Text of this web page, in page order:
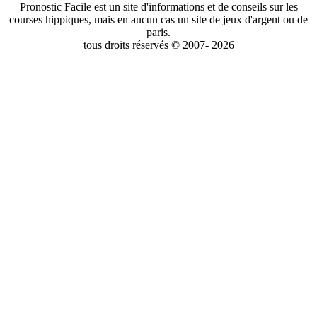
Pronostic Facile est un site d'informations et de conseils sur les
courses hippiques, mais en aucun cas un site de jeux d'argent ou de
paris.
tous droits réservés © 2007- 2026